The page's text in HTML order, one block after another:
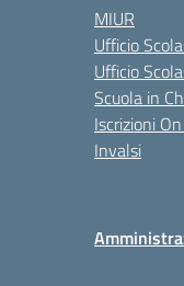
MIUR
Ufficio
Ufficio
Scuola in
Iscrizioni
Invalsi